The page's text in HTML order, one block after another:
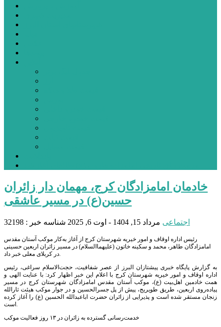
خادمان امامزادگان کرج، مهمان دار زائران
حسین(ع) در مسیر عاشقی
اجتماعی مرداد 15, 1404 - اوت 6, 2025 شناسه خبر : 32198
رئیس اداره اوقاف و امور خیریه شهرستان کرج از آغاز به‌کار موکب آستان مقدس
امامزادگان طاهر، محمد و سکینه خاتون (علیهما‌السلام) در مسیر زائران اربعین حسینی
در کربلای معلی خبر داد.
به گزارش پایگاه خبری پیشتازان البرز از عصر شفافیت، حجت‌الاسلام سراغی، رئیس
اداره اوقاف و امور خیریه شهرستان کرج با اعلام این خبر اظهار کرد: با عنایت الهی و
همت خادمین اهل‌بیت (ع)، موکب آستان مقدس امامزادگان شهرستان کرج در مسیر
پیاده‌روی اربعین، طریق طویریج، پیش از پل جسرالحسین و در جوار موکب هیئت ثارالله
زنجان مستقر شده است و پذیرایی از زائران حضرت اباعبدالله الحسین (ع) را آغاز کرده
است.
خدمت‌رسانی گسترده به زائران در ۱۳ روز فعالیت موکب